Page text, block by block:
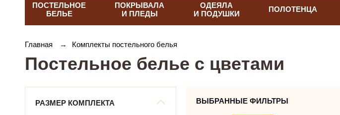
ПОСТЕЛЬНОЕ
БЕЛЬЕ
ПОКРЫВАЛА
И ПЛЕДЫ
ОДЕЯЛА
И ПОДУШКИ
ПОЛОТЕНЦА
Главная → Комплекты постельного белья
Постельное белье с цветами
РАЗМЕР КОМПЛЕКТА ВЫБРАННЫЕ ФИЛЬТРЫ